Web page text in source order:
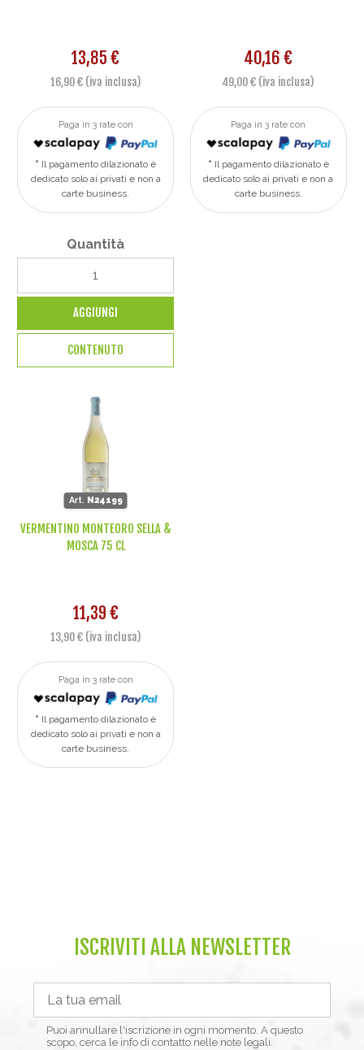
13,85 €
16,90 € (iva inclusa)
Paga in 3 rate con
Il pagamento dilazionato è
dedicato solo ai privati e non a
carte business.
Quantità
AGGIUNGI
CONTENUTO
40,16 €
49,00 € (iva inclusa)
Paga in 3 rate con
Il pagamento dilazionato è
dedicato solo ai privati e non a
carte business.
Art. N24199
VERMENTINO MONTEORO SELLA &
MOSCA 75 CL
11,39 €
13,90 € (iva inclusa)
Paga in 3 rate con
Il pagamento dilazionato è
dedicato solo ai privati e non a
carte business.
ISCRIVITI ALLA NEWSLETTER
Puoi annullare l'iscrizione in ogni momento. A questo
scopo, cerca le info di contatto nelle note legali.